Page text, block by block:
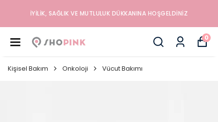
İYILIK, SAĞLIK VE MUTLULUK DÜKKANINA HOŞGELDINIZ
0
Kişisel Bakım Onkoloji Vücut Bakımı